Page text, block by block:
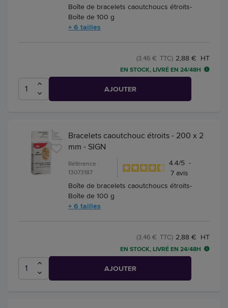
Boîte de bracelets caoutchoucs étroits-
Boîte de 100 g
+ 6 tailles
2,88 € HT
(3,46 € TTC)
EN STOCK, LIVRÉ EN 24/48H
AJOUTER
Bracelets caoutchouc étroits - 200 x 2
mm - SIGN
Référence :
13073187
4.4/5 -
7 avis
Boîte de bracelets caoutchoucs étroits-
Boîte de 100 g
+ 6 tailles
2,88 € HT
(3,46 € TTC)
EN STOCK, LIVRÉ EN 24/48H
AJOUTER